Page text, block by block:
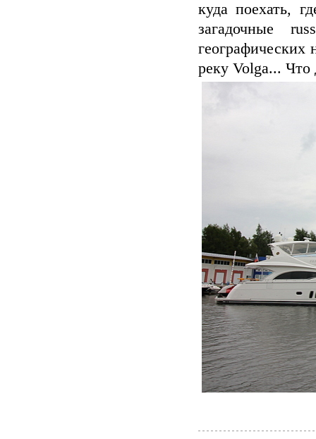
куда поехать,
загадочные
географических
реку Volga... Что